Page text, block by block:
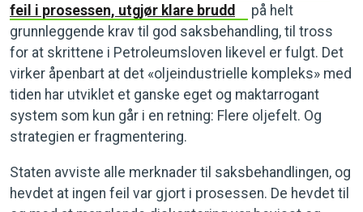
feil i prosessen, utgjør klare brudd
på helt
grunnleggende krav til god saksbehandling, til tross
for at skrittene i Petroleumsloven likevel er fulgt. Det
virker åpenbart at det «oljeindustrielle kompleks» med
tiden har utviklet et ganske eget og maktarrogant
system som kun går i en retning: Flere oljefelt. Og
strategien er fragmentering.
Staten avviste alle merknader til saksbehandlingen, og
hevdet at ingen feil var gjort i prosessen. De hevdet til